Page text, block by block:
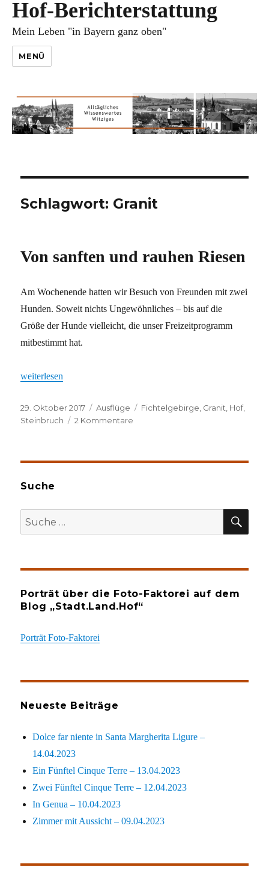
Hof-Berichterstattung
Mein Leben "in Bayern ganz oben"
MENÜ
Schlagwort: Granit
Von sanften und rauhen Riesen
Am Wochenende hatten wir Besuch von Freunden mit zwei
Hunden. Soweit nichts Ungewöhnliches – bis auf die
Größe der Hunde vielleicht, die unser Freizeitprogramm
mitbestimmt hat.
„Von sanften und rauhen Riesen“
weiterlesen
Veröffentlicht
am
29. Oktober 2017 Kategorien
Ausflüge Schlagwörter
Fichtelgebirge Granit Hof,
Steinbruch
2 Kommentare
Suche
Suche
nach:
Porträt über die Foto-Faktorei auf dem
Blog „Stadt.Land.Hof“
Porträt Foto-Faktorei
Neueste Beiträge
Dolce far niente in Santa Margherita Ligure –
14.04.2023
Ein Fünftel Cinque Terre – 13.04.2023
Zwei Fünftel Cinque Terre – 12.04.2023
In Genua – 10.04.2023
Zimmer mit Aussicht – 09.04.2023